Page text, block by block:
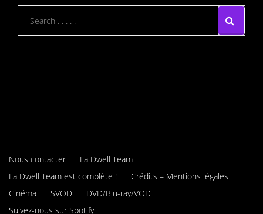
Nous contacter
La Dwell Team
La Dwell Team est complète !
Crédits – Mentions légales
Cinéma
SVOD
DVD/Blu-ray/VOD
Suivez-nous sur Spotify